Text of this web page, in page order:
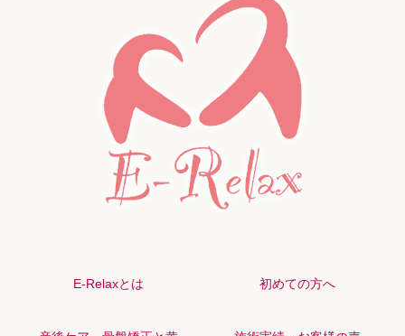
E-Relaxとは 初めての方へ